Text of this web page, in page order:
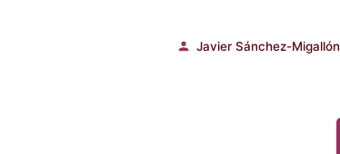
Publicado
Javier Sánchez-